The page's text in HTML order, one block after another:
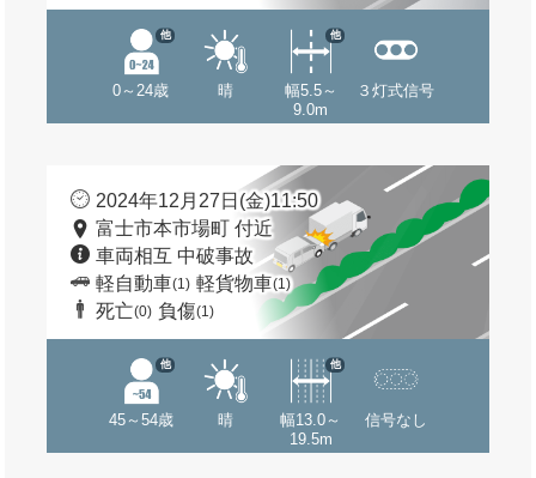
0～24歳
他
晴
幅5.5～
9.0m
他
３灯式信号
2024年12月27日(金)11:50
富士市本市場町 付近
車両相互 中破事故
軽自動車(1) 軽貨物車(1)
死亡(0) 負傷(1)
45～54歳
他
晴
幅13.0～
19.5m
他
信号なし